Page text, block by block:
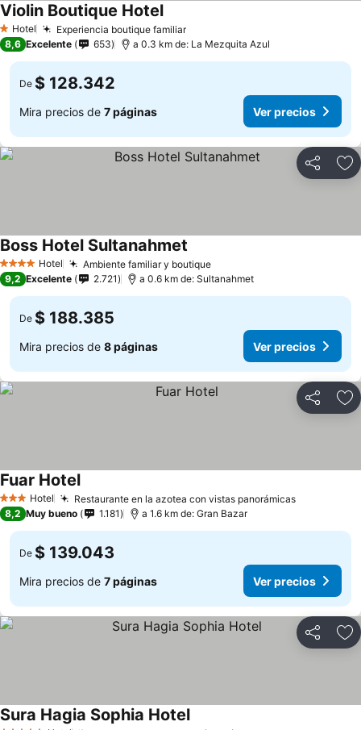
1 Estrellas
Hotel Experiencia boutique familiarVer precios
Violin Boutique HotelVer precios
8,6 Excelente 653 a 0.3 km de: La Mezquita Azul
De $ 128.342
Mira precios de 7 páginas Ver precios
Compartir
4 EstrellasHotel Ambiente familiar y boutiqueVer precios
Boss Hotel Sultanahmet
9,2 Excelente 2.721 a 0.6 km de: Sultanahmet
De $ 188.385
Mira precios de 8 páginas Ver precios
Compartir
3 Estrellas
Hotel Restaurante en la azotea con vistas panorámicasVer
Fuar HotelVer precios
8,2 Muy bueno 1.181 a 1.6 km de: Gran Bazar
De $ 139.043
Mira precios de 7 páginas Ver precios
Compartir
Sura Hagia Sophia HotelVer precios